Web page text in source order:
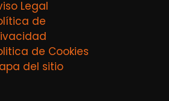
Legal
de
de Cookies
del sitio